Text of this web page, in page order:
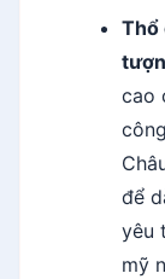
Thổ
cao
để
yêu
mỹ